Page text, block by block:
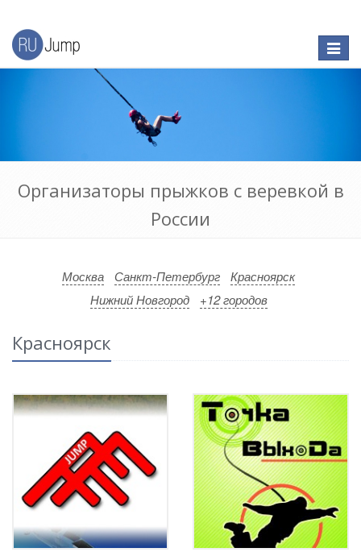
меню
Организаторы прыжков с веревкой в
России
Москва Санкт-Петербург
Красноярск
Нижний Новгород
+12 городов
Красноярск